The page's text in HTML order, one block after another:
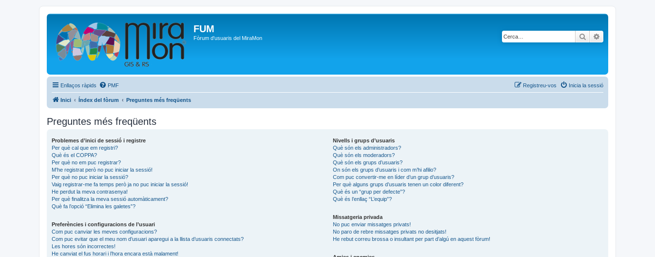
FUM
Fòrum d'usuaris del MiraMon Cerca
Enllaços ràpids PMF Inicia la sessió
Registreu-vos
Inici Índex del fòrum Preguntes més freqüents
Preguntes més freqüents
Problemes d’inici de sessió i registre
Per què cal que em registri?
Què és el COPPA?
Per què no em puc registrar?
M’he registrat però no puc iniciar la sessió!
Per què no puc iniciar la sessió?
Vaig registrar-me fa temps però ja no puc iniciar la sessió!
He perdut la meva contrasenya!
Per què finalitza la meva sessió automàticament?
Què fa l’opció “Elimina les galetes”?
Preferències i configuracions de l’usuari
Com puc canviar les meves configuracions?
Com puc evitar que el meu nom d’usuari aparegui a la llista d’usuaris connectats?
Les hores són incorrectes!
He canviat el fus horari i l’hora encara està malament!
Nivells i grups d’usuaris
Què són els administradors?
Què són els moderadors?
Què són els grups d’usuaris?
On són els grups d’usuaris i com m’hi afilio?
Com puc convertir-me en líder d’un grup d’usuaris?
Per què alguns grups d’usuaris tenen un color diferent?
Què és un “grup per defecte”?
Què és l’enllaç “L’equip”?
Missatgeria privada
No puc enviar missatges privats!
No paro de rebre missatges privats no desitjats!
He rebut correu brossa o insultant per part d’algú en aquest fòrum!